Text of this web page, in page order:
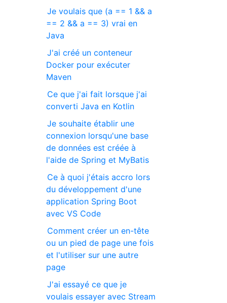
Je voulais que (a == 1 && a
== 2 && a == 3) vrai en
Java
J'ai créé un conteneur
Docker pour exécuter
Maven
Ce que j'ai fait lorsque j'ai
converti Java en Kotlin
Je souhaite établir une
connexion lorsqu'une base
de données est créée à
l'aide de Spring et MyBatis
Ce à quoi j'étais accro lors
du développement d'une
application Spring Boot
avec VS Code
Comment créer un en-tête
ou un pied de page une fois
et l'utiliser sur une autre
page
J'ai essayé ce que je
voulais essayer avec Stream